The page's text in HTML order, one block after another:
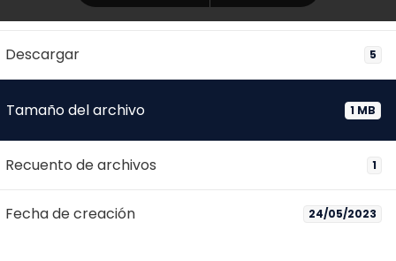
Descargar 5
Tamaño del archivo 1 MB
Recuento de archivos 1
Fecha de creación 24/05/2023